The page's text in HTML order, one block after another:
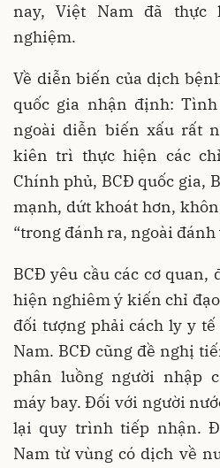
nay, Việt Nam đã thực
nghiệm.
Về diễn biến của dịch
quốc gia nhận định:
ngoài diễn biến xấu rất
kiên trì thực hiện các
Chính phủ, BCĐ quốc gia,
mạnh, dứt khoát hơn,
“trong đánh ra, ngoài đánh
BCĐ yêu cầu các cơ quan,
hiện nghiêm ý kiến chỉ
đối tượng phải cách ly y
Nam. BCĐ cũng đề nghị
phân luồng người nhập
máy bay. Đối với người
lại quy trình tiếp nhận.
Nam từ vùng có dịch về